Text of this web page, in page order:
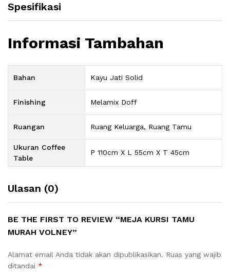
Spesifikasi
Informasi Tambahan
Bahan Kayu Jati Solid
Finishing Melamix Doff
Ruangan Ruang Keluarga, Ruang Tamu
Ukuran Coffee
Table
P 110cm X L 55cm X T 45cm
Ulasan (0)
BE THE FIRST TO REVIEW “MEJA KURSI TAMU
MURAH VOLNEY”
Alamat email Anda tidak akan dipublikasikan. Ruas yang wajib
ditandai *